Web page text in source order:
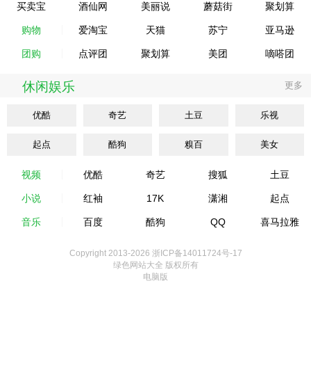
买卖宝 酒仙网 美丽说 蘑菇街 聚划算
购物 爱淘宝 天猫 苏宁 亚马逊
团购 点评团 聚划算 美团 嘀嗒团
休闲娱乐 更多
优酷 奇艺 土豆 乐视
起点 酷狗 糗百 美女
视频 优酷 奇艺 搜狐 土豆
小说 红袖 17K 潇湘 起点
音乐 百度 酷狗 QQ 喜马拉雅
Copyright 2013-2026 浙ICP备14011724号-17
绿色网站大全 版权所有
电脑版